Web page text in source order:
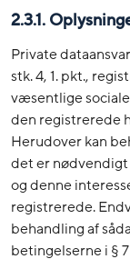
2.3.1.
Private
stk. 4, 1. pkt.,
væsentlige
den registrerede
Herudover kan
det er
og denne
registrerede.
behandling af
betingelserne i §